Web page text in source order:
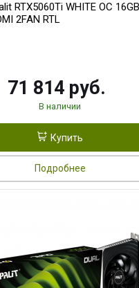
RTX5060Ti WHITE OC
2FAN RTL
71 814 руб.
В наличии
Купить
Подробнее